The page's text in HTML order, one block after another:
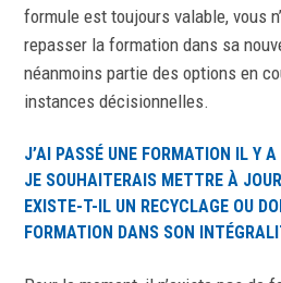
formule est toujours valable, vous
repasser la formation dans sa
néanmoins partie des options en
instances décisionnelles.
J’AI PASSÉ UNE FORMATION IL Y
JE SOUHAITERAIS METTRE À
EXISTE-T-IL UN RECYCLAGE OU
FORMATION DANS SON